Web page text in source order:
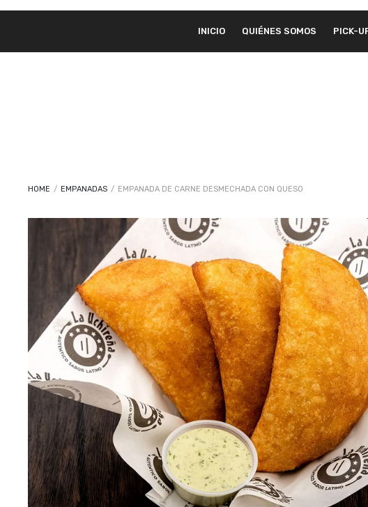
INICIO QUIÉNES SOMOS PICK-
HOME / EMPANADAS / EMPANADA DE CARNE DESMECHADA CON QUESO